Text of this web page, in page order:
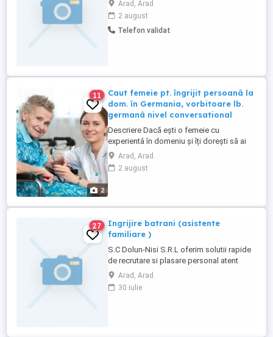
Arad, Arad
2 august
Telefon validat
2
11
Caut femeie pt. îngrijit persoanâ la
dom. în Germania, vorbitoare lb.
germanâ nivel conversational
Descriere Dacă ești o femeie cu
experientâ în domeniu și îți dorești să ai
grijă de o persoanâ vârstnicâ în Germania,
nu ezita ! Cerinte: - limba germanâ la nivel
conversational - experientâ în domeniu -
România !
Arad, Arad
2 august
27
Ingrijire batrani (asistente
familiare )
S.C Dolun-Nisi S.R.L oferim solutii rapide
de recrutare si plasare personal atent
selectat (cazier juridic, adeverinta
medicala) pentru asistenta batrani . Jobul
se adreseaza in special femeilor.
Arad, Arad
30 iulie